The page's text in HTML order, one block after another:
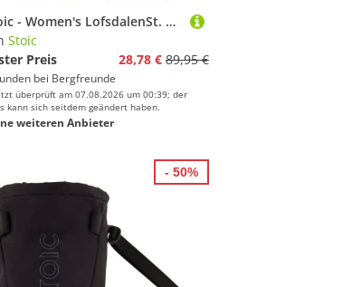
Stoic - Women's LofsdalenSt. Bike Mesh Undershorts - Radunterhose Gr M schwarz
Stoic
Preis
28,78 € 89,95 €
bei Bergfreunde
überprüft am 07.08.2026 um 00:39; der
kann sich seitdem geändert haben.
weiteren Anbieter
- 50%